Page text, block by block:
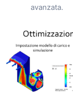
avanzata.